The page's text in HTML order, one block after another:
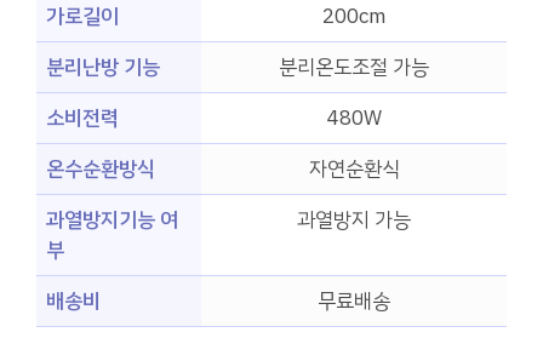
가로길이
200cm
분리난방 기능
분리온도조절 가능
소비전력
480W
온수순환방식
자연순환식
과열방지기능 여
부
과열방지 가능
배송비 무료배송